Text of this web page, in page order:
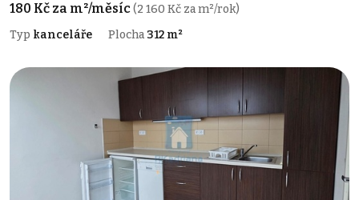
180 Kč za m²/měsíc(2 160 Kč za m²/rok)
Typ kanceláře Plocha 312 m²